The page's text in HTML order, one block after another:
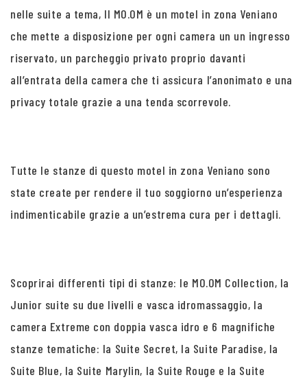
nelle suite a tema, Il MO.OM è un motel in zona Veniano
che mette a disposizione per ogni camera un un ingresso
riservato, un parcheggio privato proprio davanti
all’entrata della camera che ti assicura l’anonimato e una
privacy totale grazie a una tenda scorrevole.
Tutte le stanze di questo motel in zona Veniano sono
state create per rendere il tuo soggiorno un’esperienza
indimenticabile grazie a un’estrema cura per i dettagli.
Scoprirai differenti tipi di stanze: le MO.OM Collection, la
Junior suite su due livelli e vasca idromassaggio, la
camera Extreme con doppia vasca idro e 6 magnifiche
stanze tematiche: la Suite Secret, la Suite Paradise, la
Suite Blue, la Suite Marylin, la Suite Rouge e la Suite